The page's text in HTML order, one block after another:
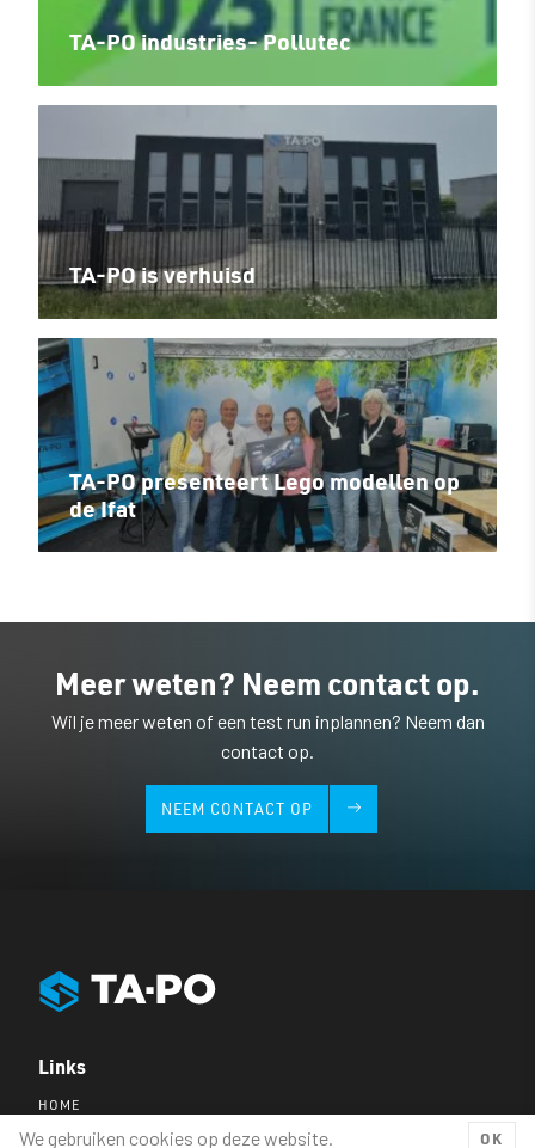
TA-PO industries- Pollutec
TA-PO is verhuisd
TA-PO presenteert Lego modellen op
de Ifat
Meer weten? Neem contact op.
Wil je meer weten of een test run inplannen? Neem dan
contact op.
NEEM CONTACT OP
Links
HOME
PRODUCTEN
We gebruiken cookies op deze website. OK